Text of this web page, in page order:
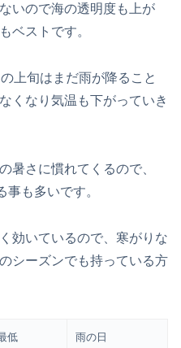
いので海の透明度も上が
ベストです。
上旬はまだ雨が降ること
くなり気温も下がっていき
暑さに慣れてくるので、
も多いです。
効いているので、寒がりな
シーズンでも持っている方
低 雨の日